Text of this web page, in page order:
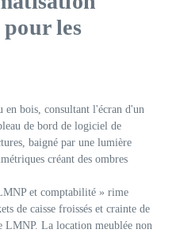
pour les
et comptabilité » rime
de caisse froissés et crainte de
LMNP. La location meublée non